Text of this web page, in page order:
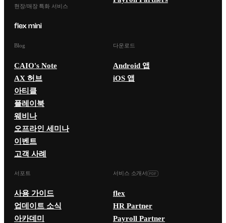
현장/매장 특화 서비스
Blog
CAIO's Note
AX 허브
아티클
플레이북
웨비나
오프라인 세미나
이벤트
고객 사례
다운로드
Android 앱
iOS 앱
서포트
사용 가이드
업데이트 소식
아카데미
서비스 소개서
flex
HR Partner
Payroll Partner